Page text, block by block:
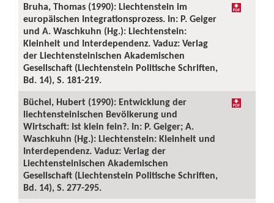
Bruha, Thomas (1990): Liechtenstein im
europäischen Integrationsprozess. In: P. Geiger
und A. Waschkuhn (Hg.): Liechtenstein:
Kleinheit und Interdependenz. Vaduz: Verlag
der Liechtensteinischen Akademischen
Gesellschaft (Liechtenstein Politische Schriften,
Bd. 14), S. 181-219.
Büchel, Hubert (1990): Entwicklung der
liechtensteinischen Bevölkerung und
Wirtschaft: Ist klein fein?. In: P. Geiger; A.
Waschkuhn (Hg.): Liechtenstein: Kleinheit und
Interdependenz. Vaduz: Verlag der
Liechtensteinischen Akademischen
Gesellschaft (Liechtenstein Politische Schriften,
Bd. 14), S. 277-295.